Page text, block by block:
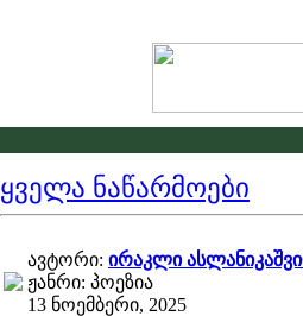
ყველა ნაწარმოები
ავტორი: ირაკლი
ჟანრი: პოეზია
13 ნოემბერი, 2025